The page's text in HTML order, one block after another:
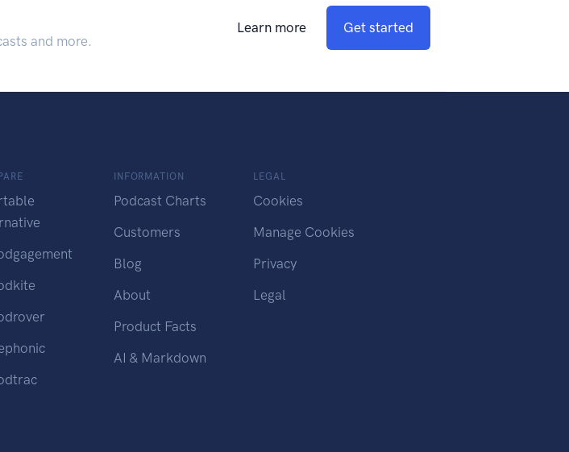
and more.
Learn more Get started
INFORMATION
Podcast Charts
Customers
Blog
About
Product Facts
AI & Markdown
LEGAL
Cookies
Manage Cookies
Privacy
Legal